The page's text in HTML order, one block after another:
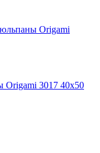
3017 40x50